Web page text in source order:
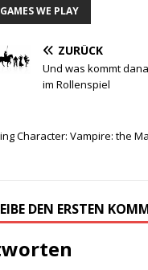
WE PLAY
ZURÜCK
Und was kommt
im Rollenspiel
Character: Vampire: the
DEN ERSTEN